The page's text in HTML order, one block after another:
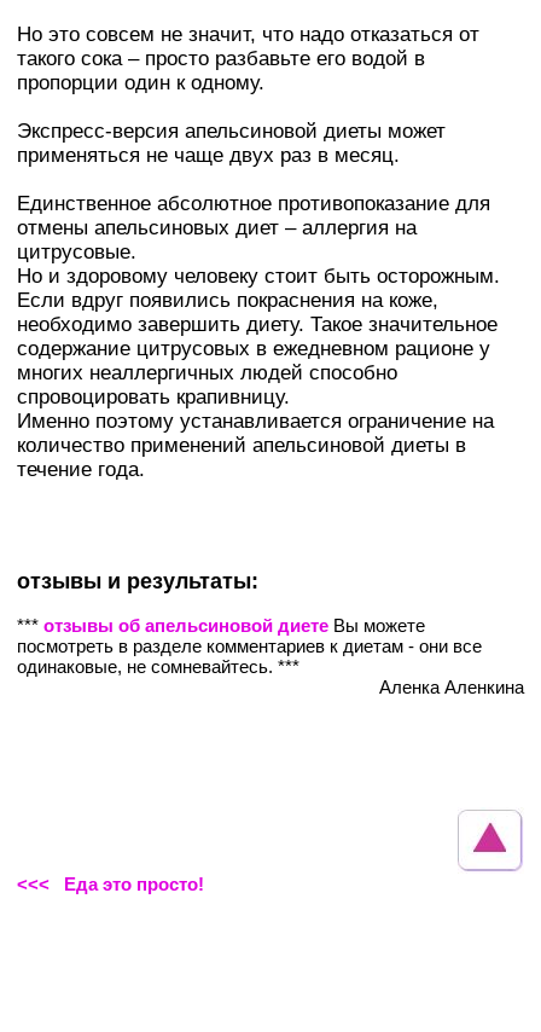
Но это совсем не значит, что надо отказаться от
такого сока – просто разбавьте его водой в
пропорции один к одному.
Экспресс-версия апельсиновой диеты может
применяться не чаще двух раз в месяц.
Единственное абсолютное противопоказание для
отмены апельсиновых диет – аллергия на
цитрусовые.
Но и здоровому человеку стоит быть осторожным.
Если вдруг появились покраснения на коже,
необходимо завершить диету. Такое значительное
содержание цитрусовых в ежедневном рационе у
многих неаллергичных людей способно
спровоцировать крапивницу.
Именно поэтому устанавливается ограничение на
количество применений апельсиновой диеты в
течение года.
отзывы и результаты:
*** отзывы об апельсиновой диете Вы можете
посмотреть в разделе комментариев к диетам - они все
одинаковые, не сомневайтесь. ***
Аленка Аленкина
<<< Еда это просто!